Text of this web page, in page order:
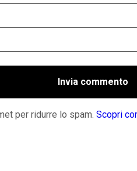
per ridurre lo spam. Scopri